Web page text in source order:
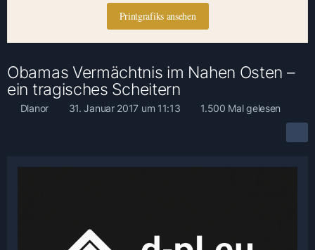
Printgrafiks ansehen
Obamas Vermächtnis im Nahen Osten –
ein tragisches Scheitern
Dlanor 31. Januar 2017 um 11:13 1.500 Mal gelesen